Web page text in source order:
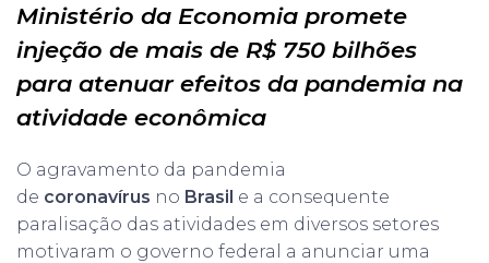
Ministério da Economia promete
injeção de mais de R$ 750 bilhões
para atenuar efeitos da pandemia na
atividade econômica
O agravamento da pandemia
de coronavírus no Brasil e a consequente
paralisação das atividades em diversos setores
motivaram o governo federal a anunciar uma